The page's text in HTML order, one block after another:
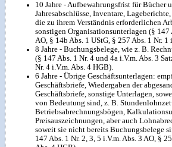
10 Jahre - Aufbewahrungsfrist für Bücher
Jahresabschlüsse, Inventare,
die zu ihrem Verständnis erforderlichen
sonstigen Organisationsunterlagen (§ 147
AO, § 14b Abs. 1 UStG, § 257 Abs. 1 Nr. 1
8 Jahre - Buchungsbelege, wie z. B.
(§ 147 Abs. 1 Nr. 4 und 4a i.V.m. Abs. 3
Nr. 4 i.V.m. Abs. 4 HGB).
6 Jahre - Übrige Geschäftsunterlagen:
Geschäftsbriefe, Wiedergaben der
Geschäftsbriefe, sonstige Unterlagen,
von Bedeutung sind, z. B.
Betriebsabrechnungsbögen,
Preisauszeichnungen, aber auch
soweit sie nicht bereits Buchungsbelege
147 Abs. 1 Nr. 2, 3, 5 i.V.m. Abs. 3 AO, §